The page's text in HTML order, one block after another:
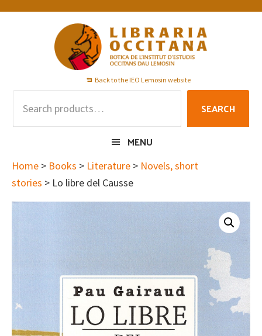
Skip
Skip
Skip
Back to the IEO Lemosin website
SEARCH
MENU
Home > Books > Literature > Novels, short
stories > Lo libre del Causse